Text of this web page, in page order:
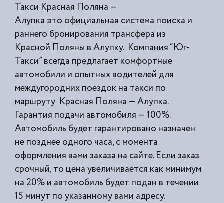
Такси Красная Поляна —
Алупка это официальная система поиска и
раннего бронирования трансфера из
Красной Поляны в Алупку. Компания “Юг-
Такси” всегда предлагает комфортные
автомобили и опытных водителей для
междугородних поездок на такси по
маршруту Красная Поляна — Алупка.
Гарантия подачи автомобиля — 100%.
Автомобиль будет гарантировано назначен
не позднее одного часа, с момента
оформления вами заказа на сайте. Если заказ
срочный, то цена увеличивается как минимум
на 20% и автомобиль будет подан в течении
15 минут по указанному вами адресу.